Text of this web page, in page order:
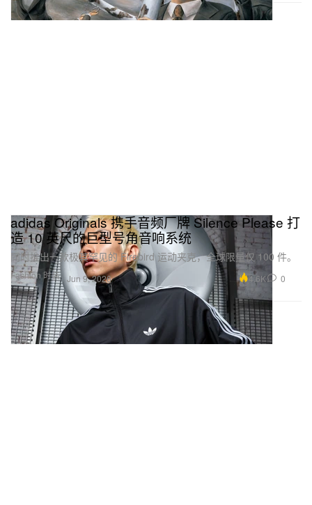
Fashion 时装
adidas Originals 携手音频厂牌 Silence Please 打
造 10 英尺的巨型号角音响系统
同时推出一款极其罕见的 Firebird 运动夹克，全球限量仅 100 件。
Jun 9, 2026 4.6K 0